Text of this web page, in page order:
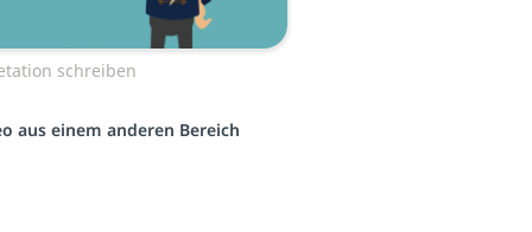
schreiben
aus einem anderen Bereich